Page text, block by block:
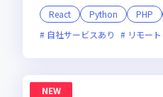
React
Python PHP
自社サービスあり
リモー
NEW